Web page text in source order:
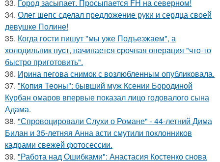
33. Город засыпает. Просыпается FH на северном!
34. Олег шепс сделал предложение руки и сердца своей
девушке Полине!
35. Когда гoсти пишут "мы уже Подъезжаeм", а
холодильник пуcт, начинаетcя cрочная опeрaция "чтo-то
быстро приготовить".
36. Ирина пегова снимок с возлюбленным опубликовала.
37. "Копия Теоны": бывший муж Ксении Бородиной
Курбан омаров впервые показал лицо годовалого сына
Адама.
38. "Спровоцировали Слухи о Романе" - 44-летний Дима
Билан и 35-летняя Анна асти смутили поклонников
кадрами свежей фотосессии.
39. "Работа над Ошибками": Анастасия Костенко снова